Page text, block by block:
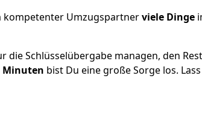
kompetenter Umzugspartnerviele Dinge
die Schlüsselübergabe managen, den
Minuten bist Du eine große Sorge los.